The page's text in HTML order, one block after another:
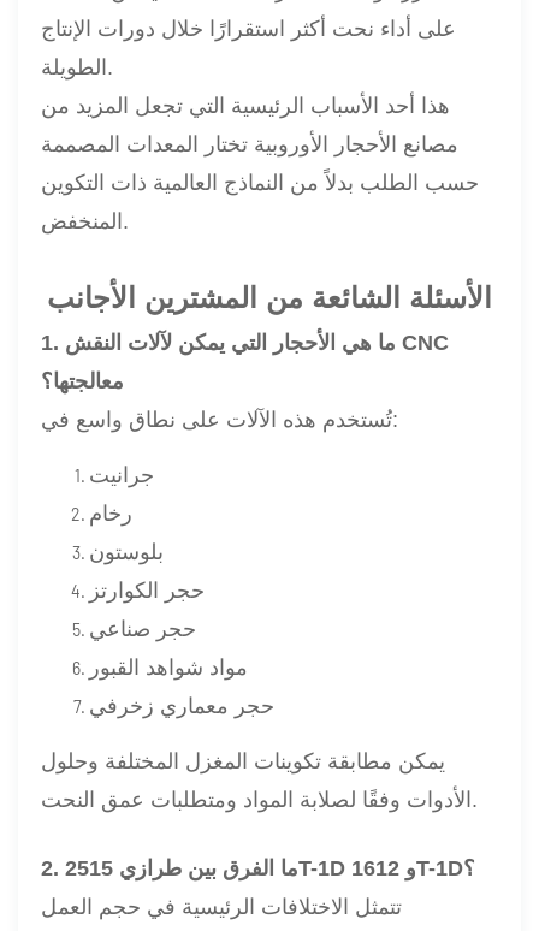
على أداء نحت أكثر استقرارًا خلال دورات الإنتاج
الطويلة.
هذا أحد الأسباب الرئيسية التي تجعل المزيد من
مصانع الأحجار الأوروبية تختار المعدات المصممة
حسب الطلب بدلاً من النماذج العالمية ذات التكوين
المنخفض.
الأسئلة الشائعة من المشترين الأجانب
1. ما هي الأحجار التي يمكن لآلات النقش CNC
معالجتها؟
تُستخدم هذه الآلات على نطاق واسع في:
جرانيت
رخام
بلوستون
حجر الكوارتز
حجر صناعي
مواد شواهد القبور
حجر معماري زخرفي
يمكن مطابقة تكوينات المغزل المختلفة وحلول
الأدوات وفقًا لصلابة المواد ومتطلبات عمق النحت.
2. ما الفرق بين طرازي 2515T-1D و 1612T-1D؟
تتمثل الاختلافات الرئيسية في حجم العمل